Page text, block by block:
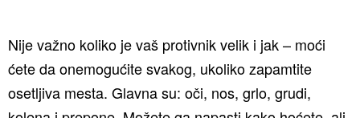
Nije važno koliko je vaš protivnik velik i jak – moći
ćete da onemogućite svakog, ukoliko zapamtite
osetljiva mesta. Glavna su: oči, nos, grlo, grudi,